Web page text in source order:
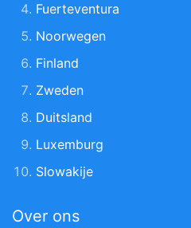
Fuerteventura
Noorwegen
Finland
Zweden
Duitsland
Luxemburg
Slowakije
Over ons